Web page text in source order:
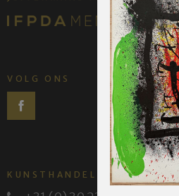
VOLG ONS
KUNSTHANDEL JUFFERMANS